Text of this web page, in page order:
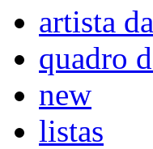
artista
quadro
new
listas